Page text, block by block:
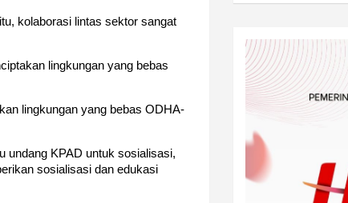
kolaborasi lintas sektor sangat
lingkungan yang bebas
lingkungan yang bebas ODHA-
undang KPAD untuk sosialisasi,
sosialisasi dan edukasi